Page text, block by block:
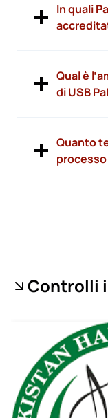
In quali
Qual è
di USB
Quanto
Controlli